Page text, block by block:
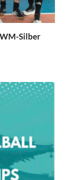
Silber